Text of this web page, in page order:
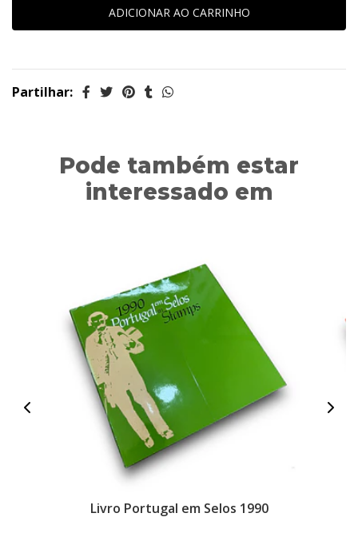
Partilhar:
Pode também estar
interessado em
Livro Portugal em Selos 1990